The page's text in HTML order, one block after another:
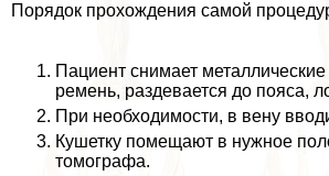
Порядок прохождения самой
Пациент снимает
ремень, раздевается до пояса,
При необходимости, в вену
Кушетку помещают в нужное
томографа.